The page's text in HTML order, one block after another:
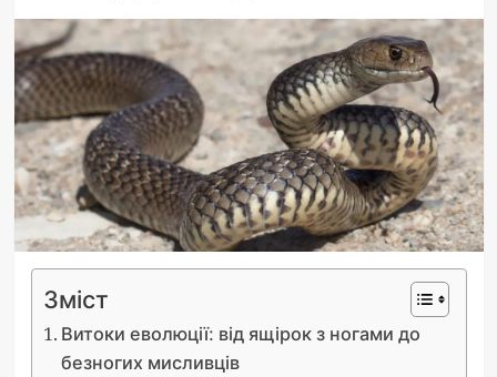
Зміст
Витоки еволюції: від ящірок з ногами до
безногих мисливців